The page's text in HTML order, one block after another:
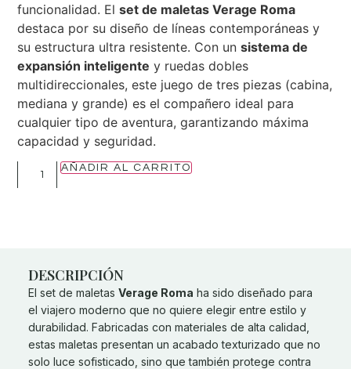
funcionalidad. Elset de maletas Verage Roma
destaca por su diseño de líneas contemporáneas y
su estructura ultra resistente. Con unsistema de
expansión inteligente y ruedas dobles
multidireccionales, este juego de tres piezas (cabina,
mediana y grande) es el compañero ideal para
cualquier tipo de aventura, garantizando máxima
capacidad y seguridad.
AÑADIR AL CARRITO
DESCRIPCIÓN
El set de maletas Verage Roma ha sido diseñado para
el viajero moderno que no quiere elegir entre estilo y
durabilidad. Fabricadas con materiales de alta calidad,
estas maletas presentan un acabado texturizado que no
solo luce sofisticado, sino que también protege contra